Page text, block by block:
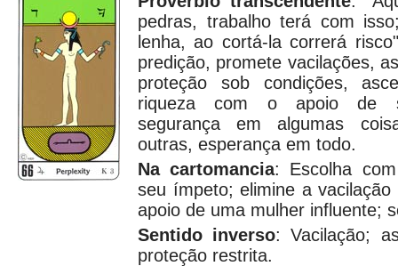
pedras, trabalho terá com
lenha, ao cortá-la correrá
predição, promete vacilações,
proteção sob condições,
riqueza com o apoio de
segurança em algumas
outras, esperança em todo.
Na cartomancia: Escolha
seu ímpeto; elimine a
apoio de uma mulher influente;
Sentido inverso: Vacilação;
proteção restrita.